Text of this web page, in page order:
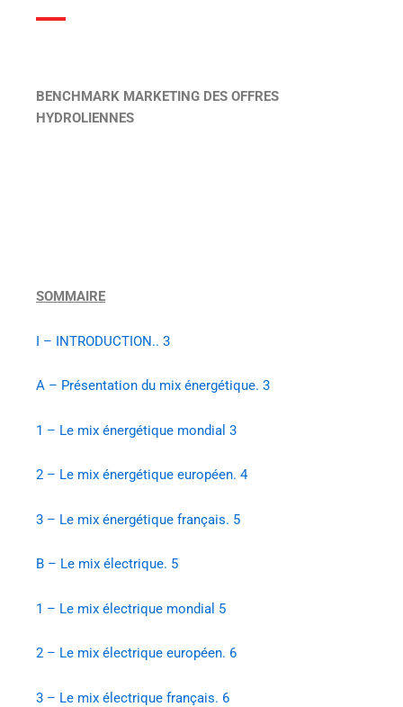
BENCHMARK MARKETING DES OFFRES
HYDROLIENNES
SOMMAIRE
I – INTRODUCTION.. 3
A – Présentation du mix énergétique. 3
1 – Le mix énergétique mondial 3
2 – Le mix énergétique européen. 4
3 – Le mix énergétique français. 5
B – Le mix électrique. 5
1 – Le mix électrique mondial 5
2 – Le mix électrique européen. 6
3 – Le mix électrique français. 6